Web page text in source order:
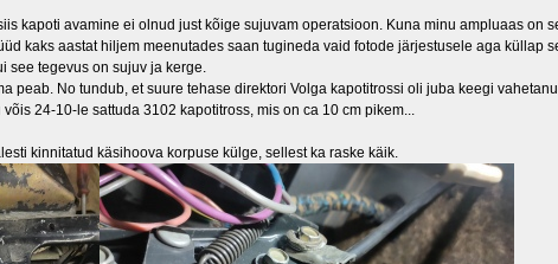
kapoti avamine ei olnud just kõige sujuvam operatsioon. Kuna minu ampluaas on
kaks aastat hiljem meenutades saan tugineda vaid fotode järjestusele aga küllap
see tegevus on sujuv ja kerge.
peab. No tundub, et suure tehase direktori Volga kapotitrossi oli juba keegi
24-10-le sattuda 3102 kapotitross, mis on ca 10 cm pikem...
kinnitatud käsihoova korpuse külge, sellest ka raske käik.